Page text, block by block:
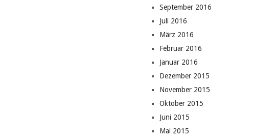
September 2016
Juli 2016
März 2016
Februar 2016
Januar 2016
Dezember 2015
November 2015
Oktober 2015
Juni 2015
Mai 2015